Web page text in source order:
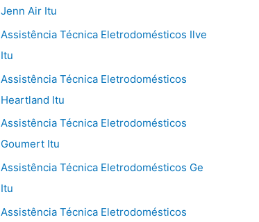
Jenn Air Itu
Assistência Técnica Eletrodomésticos Ilve
Itu
Assistência Técnica Eletrodomésticos
Heartland Itu
Assistência Técnica Eletrodomésticos
Goumert Itu
Assistência Técnica Eletrodomésticos Ge
Itu
Assistência Técnica Eletrodomésticos